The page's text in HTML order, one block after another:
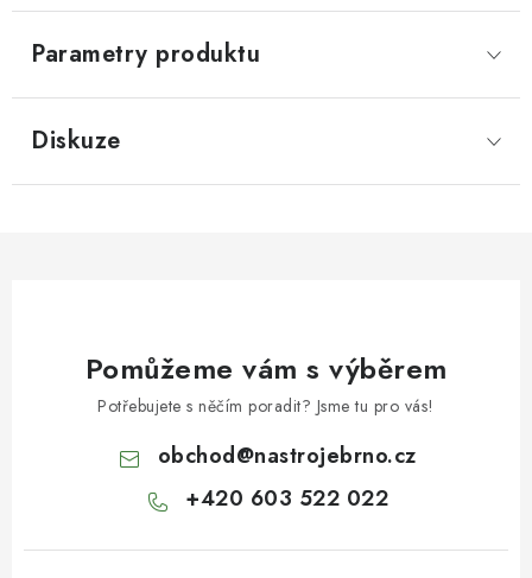
Parametry produktu
Diskuze
Pomůžeme vám s výběrem
Potřebujete s něčím poradit? Jsme tu pro vás!
obchod@nastrojebrno.cz
+420 603 522 022